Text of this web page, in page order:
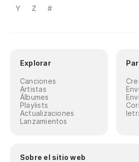
Y
Z #
Explorar
Canciones
Artistas
Álbumes
Playlists
Actualizaciones
Lanzamientos
Sobre el sitio web